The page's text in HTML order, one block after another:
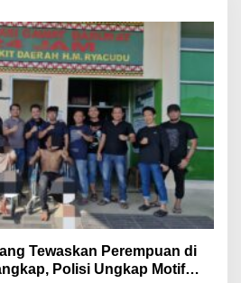
Tewaskan Perempuan di
Polisi Ungkap Motif